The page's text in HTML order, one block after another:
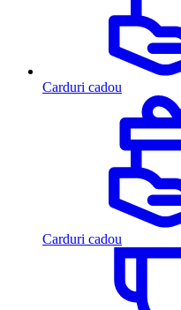
Carduri cadou
Carduri cadou